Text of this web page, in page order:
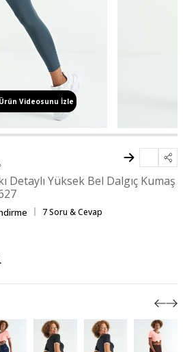
Videosunu İzle
Detaylı Yüksek Bel Dalgıç Kumaş
7 Soru & Cevap